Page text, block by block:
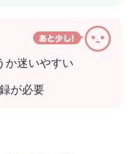
か迷いやすい
が必要